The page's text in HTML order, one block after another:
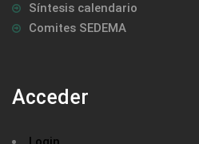
Síntesis calendario
Comites SEDEMA
Acceder